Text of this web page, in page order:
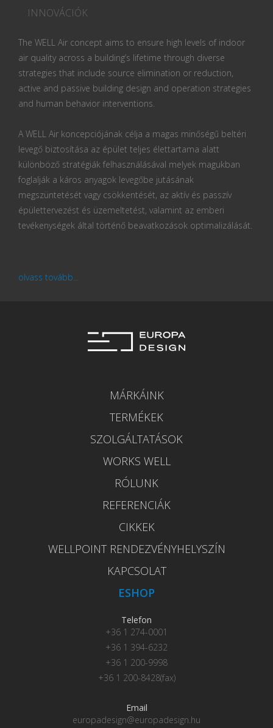
INNOVÁCIÓK
The WELL Air concept aims to ensure high levels of indoor
air quality across a building’s lifetime through diverse
strategies that include source elimination or reduction,
active and passive building design and operation strategies
and human behavior interventions.
A WELL Air koncepciójának célja a magas minőségű beltéri
levegő biztosítása az épület teljes élettartama alatt
különböző stratégiák felhasználásával melyek magukban
foglalják a káros anyagok levegőbe jutásának
megszüntetését vagy csökkentését, az aktív és passzív
épülettervezést és üzemeltetést, valamint az emberi
tevékenységek által történő beavatkozások optimalizálását.
olvass tovább...
MÁRKÁINK
TERMÉKEK
SZOLGÁLTATÁSOK
WORKS WELL
RÓLUNK
REFERENCIÁK
CIKKEK
WELLPOINT RENDEZVÉNYHELYSZÍN
KAPCSOLAT
ESHOP
Telefon
+36 1 274-0001
+36 1 394-6232
+36 1 200-9998
+36 1 200-8428(fax)
Email
europadesign@europadesign.hu